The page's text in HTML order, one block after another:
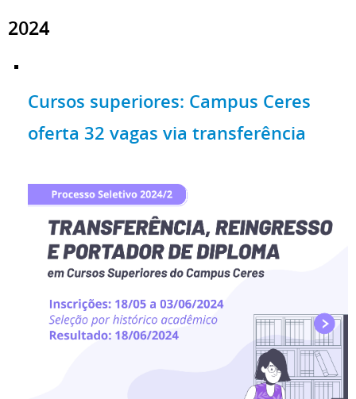
2024
Cursos superiores: Campus Ceres
oferta 32 vagas via transferência